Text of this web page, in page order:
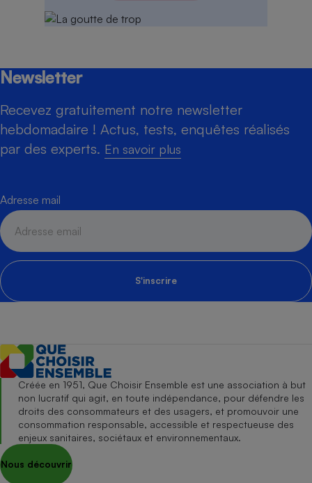
Newsletter
Recevez gratuitement notre newsletter
hebdomadaire ! Actus, tests, enquêtes réalisés
par des experts. En savoir plus
Adresse mail
S'inscrire
Créée en 1951, Que Choisir Ensemble est une association à but
non lucratif qui agit, en toute indépendance, pour défendre les
droits des consommateurs et des usagers, et promouvoir une
consommation responsable, accessible et respectueuse des
enjeux sanitaires, sociétaux et environnementaux.
Nous découvrir